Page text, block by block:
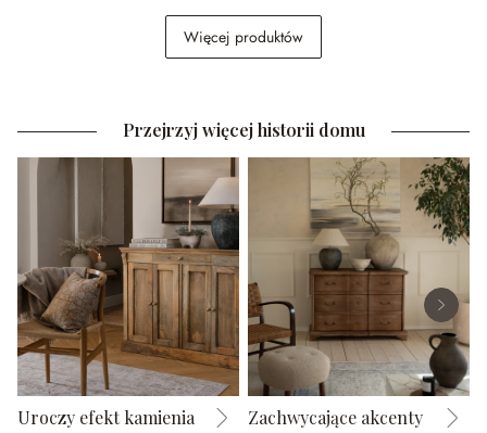
Kosz, zestaw 3 szt. Chalet
Kosz, zestaw 2 szt.
Marché
Więcej produktów
Przejrzyj więcej historii domu
Uroczy efekt kamienia Zachwycające akcenty